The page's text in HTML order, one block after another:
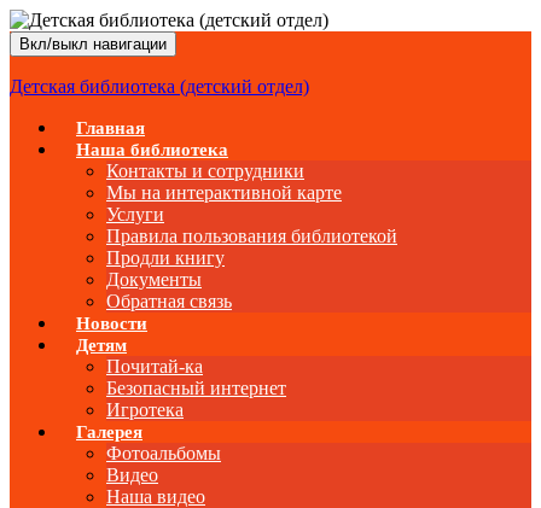
Вкл/выкл навигации
Детская библиотека (детский отдел)
Главная
Наша библиотека
Контакты и сотрудники
Мы на интерактивной карте
Услуги
Правила пользования библиотекой
Продли книгу
Документы
Обратная связь
Новости
Детям
Почитай-ка
Безопасный интернет
Игротека
Галерея
Фотоальбомы
Видео
Наша видео